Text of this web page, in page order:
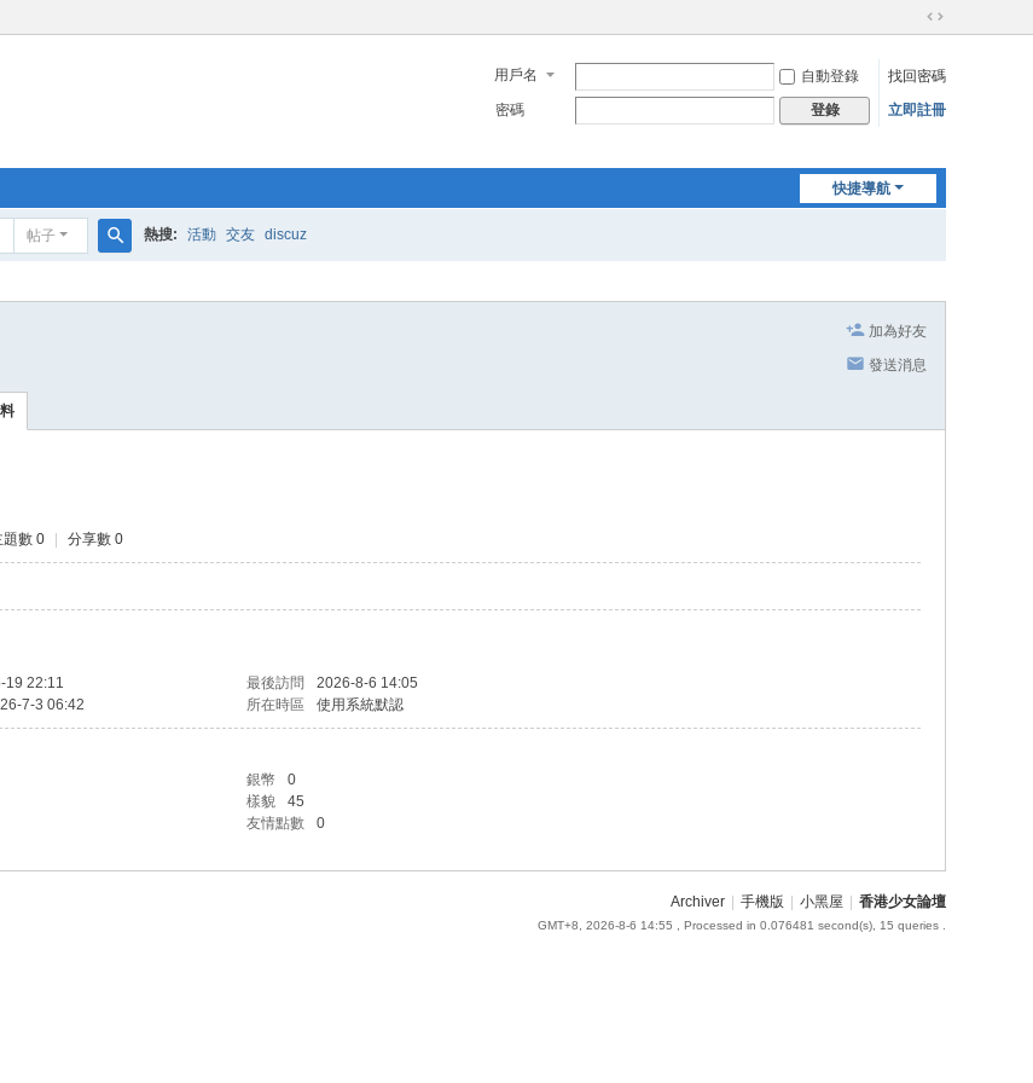
切
到
寬
用戶名 自動登錄
找回密碼
密碼
登錄 立即註冊
快捷導航
帖子
索
熱搜: 活動 交友 discuz
加為好友
發送消息
題數 0 分享數 0
19 22:11 最後訪問
2026-8-6 14:05
7-3 06:42 所在時區 使用系統默認
銀幣
0
樣貌
45
友情點數 0
Archiver 手機版 小黑屋 香港少女論壇
GMT+8, 2026-8-6 14:55 , Processed in 0.076481 second(s), 15 queries .